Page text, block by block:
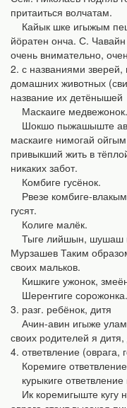
притаиться волчатам.
Кайык шке игыжым
йӧратен онча. С.
очень внимательно,
2. с названиями
домашних животных
название их детёнышей
Маскаиге медвежонок.
Шокшо пыжашыште
маскаиге нимогай
привыкший жить в
никаких забот.
Комбиге гусёнок.
Рвезе комбиге-
гусят.
Колиге малёк.
Тыге лийшын, шушаш
Мурзашев Таким
своих мальков.
Кишкиге ужонок,
Шереҥгиге сорожонка.
3. разг. ребёнок, дитя
Ачин-авин игыже
своих родителей я
4. ответвление (оврага,
Коремиге
курыкиге ответвление
Ик коремигыште кугу